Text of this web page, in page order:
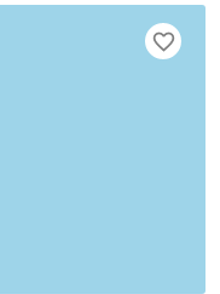
favorite_border